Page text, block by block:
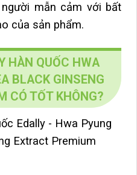
mẫn cảm với bất
của sản phẩm.
HÀN QUỐC HWA
BLACK GINSENG
CÓ TỐT KHÔNG?